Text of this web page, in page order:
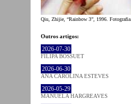
Qiu, Zhijie, “Rainbow 3”, 1996. Fotografia.
Outros artigos:
2026-07-30
FILIPA BOSSUET
2026-06-30
ANA CAROLINA ESTEVES
2026-05-29
MANUELA HARGREAVES